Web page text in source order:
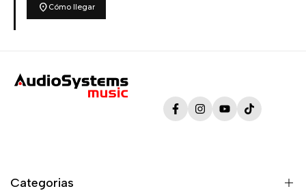
location_on Cómo llegar
FacebookInstagramYouTubeTikTok
Categorias